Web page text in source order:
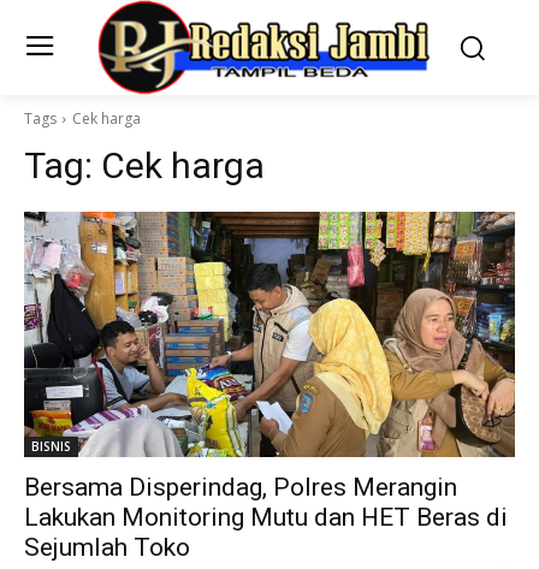
Tags Cek harga
Tag: Cek harga
BISNIS
Bersama Disperindag, Polres Merangin
Lakukan Monitoring Mutu dan HET Beras di
Sejumlah Toko